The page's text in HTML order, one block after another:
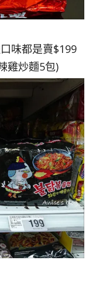
味都是賣$199
雞炒麵5包)